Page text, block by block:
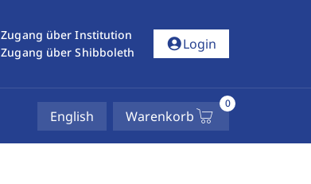
Zugang über Institution
Zugang über Shibboleth
account_circleLogin
English Warenkorb
0